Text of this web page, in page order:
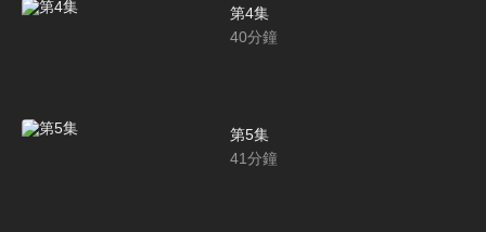
第4集
40分鐘
第5集
41分鐘